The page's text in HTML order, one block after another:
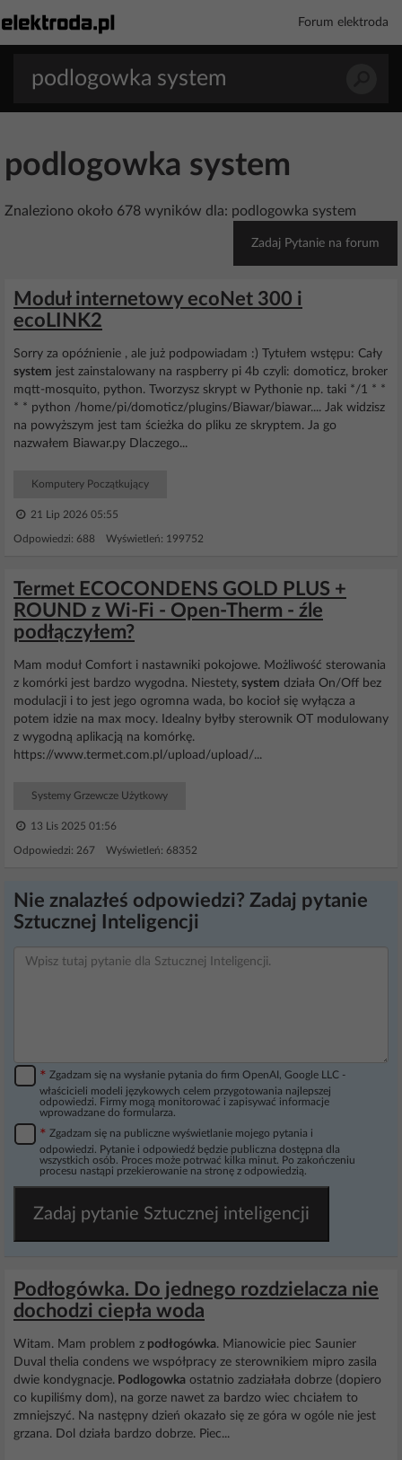
Forum elektroda
podlogowka system
Znaleziono około 678 wyników dla: podlogowka system
Zadaj Pytanie na forum
Moduł internetowy ecoNet 300 i
ecoLINK2
Sorry za opóźnienie , ale już podpowiadam :) Tytułem wstępu: Cały
system jest zainstalowany na raspberry pi 4b czyli: domoticz, broker
mqtt-mosquito, python. Tworzysz skrypt w Pythonie np. taki */1 * *
* * python /home/pi/domoticz/plugins/Biawar/biawar.... Jak widzisz
na powyższym jest tam ścieżka do pliku ze skryptem. Ja go
nazwałem Biawar.py Dlaczego...
Komputery Początkujący
21 Lip 2026 05:55
Odpowiedzi: 688 Wyświetleń: 199752
Termet ECOCONDENS GOLD PLUS +
ROUND z Wi-Fi - Open-Therm - źle
podłączyłem?
Mam moduł Comfort i nastawniki pokojowe. Możliwość sterowania
z komórki jest bardzo wygodna. Niestety, system działa On/Off bez
modulacji i to jest jego ogromna wada, bo kocioł się wyłącza a
potem idzie na max mocy. Idealny byłby sterownik OT modulowany
z wygodną aplikacją na komórkę.
https://www.termet.com.pl/upload/upload/...
Systemy Grzewcze Użytkowy
13 Lis 2025 01:56
Odpowiedzi: 267 Wyświetleń: 68352
Nie znalazłeś odpowiedzi? Zadaj pytanie
Sztucznej Inteligencji
* Zgadzam się na wysłanie pytania do firm OpenAI, Google LLC -
właścicieli modeli językowych celem przygotowania najlepszej
odpowiedzi. Firmy mogą monitorować i zapisywać informacje
wprowadzane do formularza.
* Zgadzam się na publiczne wyświetlanie mojego pytania i
odpowiedzi. Pytanie i odpowiedź będzie publiczna dostępna dla
wszystkich osób. Proces może potrwać kilka minut. Po zakończeniu
procesu nastąpi przekierowanie na stronę z odpowiedzią.
Zadaj pytanie Sztucznej inteligencji
Podłogówka. Do jednego rozdzielacza nie
dochodzi ciepła woda
Witam. Mam problem z podłogówka. Mianowicie piec Saunier
Duval thelia condens we współpracy ze sterownikiem mipro zasila
dwie kondygnacje. Podlogowka ostatnio zadziałała dobrze (dopiero
co kupiliśmy dom), na gorze nawet za bardzo wiec chciałem to
zmniejszyć. Na następny dzień okazało się ze góra w ogóle nie jest
grzana. Dol działa bardzo dobrze. Piec...